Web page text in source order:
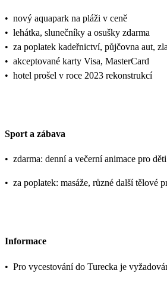
• nový aquapark na pláži v ceně
• lehátka, slunečníky a osušky zdarma
• za poplatek kadeřnictví, půjčovna aut,
• akceptované karty Visa, MasterCard
• hotel prošel v roce 2023 rekonstrukcí
Sport a zábava
• zdarma: denní a večerní animace pro
• za poplatek: masáže, různé další tělové
Informace
• Pro vycestování do Turecka je